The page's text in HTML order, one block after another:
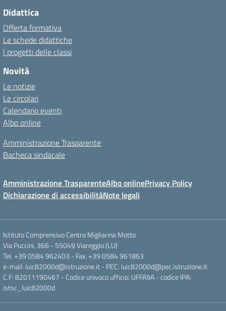
Didattica
Offerta formativa
Le schede didattiche
I progetti delle classi
Novità
Le notizie
Le circolari
Calendario eventi
Albo online
Amministrazione Trasparente
Bacheca sindacale
Amministrazione TrasparenteAlbo onlinePrivacy Policy
Dichiarazione di accessibilitàNote legali
Istituto Comprensivo Centro Migliarina Motto
Via Puccini, 366 - 55049 Viareggio (LU)
Tel. +39 0584 962403 - Fax. +39 0584 961863
e-mail: luic82000d@istruzione.it - PEC: luic82000d@pec.istruzione.it
C.F: 82011190467 - Codice univoco ufficio: UFFA9A - codice IPA:
istsc_luic82000d